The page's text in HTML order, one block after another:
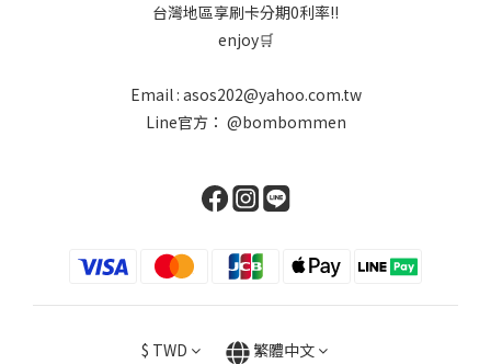
台灣地區享刷卡分期0利率!!
enjoy🛒
Email : asos202@yahoo.com.tw
Line官方： @bombommen
$ TWD 繁體中文